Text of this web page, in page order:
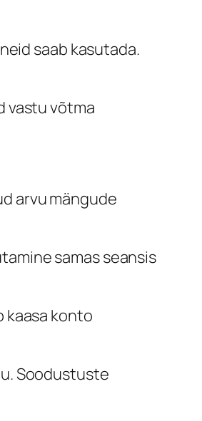
saab kasutada.
vastu võtma
arvu mängude
samas seansis
kaasa konto
Soodustuste